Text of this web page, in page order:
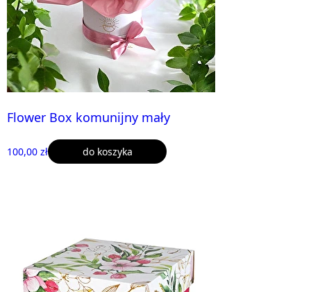
Flower Box komunijny mały
100,00 zł do koszyka